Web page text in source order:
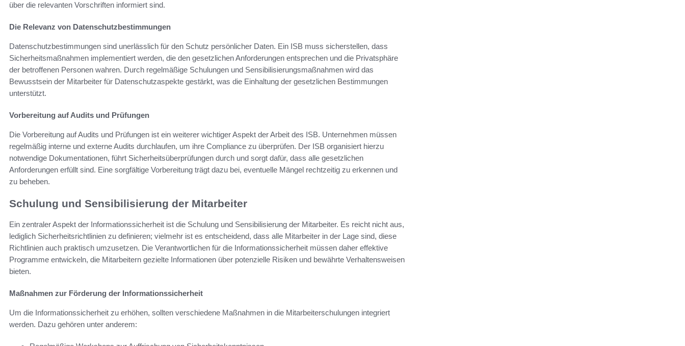
über die relevanten Vorschriften informiert sind.
Die Relevanz von Datenschutzbestimmungen
Datenschutzbestimmungen sind unerlässlich für den Schutz persönlicher Daten. Ein ISB muss sicherstellen, dass
Sicherheitsmaßnahmen implementiert werden, die den gesetzlichen Anforderungen entsprechen und die Privatsphäre
der betroffenen Personen wahren. Durch regelmäßige Schulungen und Sensibilisierungsmaßnahmen wird das
Bewusstsein der Mitarbeiter für Datenschutzaspekte gestärkt, was die Einhaltung der gesetzlichen Bestimmungen
unterstützt.
Vorbereitung auf Audits und Prüfungen
Die Vorbereitung auf Audits und Prüfungen ist ein weiterer wichtiger Aspekt der Arbeit des ISB. Unternehmen müssen
regelmäßig interne und externe Audits durchlaufen, um ihre Compliance zu überprüfen. Der ISB organisiert hierzu
notwendige Dokumentationen, führt Sicherheitsüberprüfungen durch und sorgt dafür, dass alle gesetzlichen
Anforderungen erfüllt sind. Eine sorgfältige Vorbereitung trägt dazu bei, eventuelle Mängel rechtzeitig zu erkennen und
zu beheben.
Schulung und Sensibilisierung der Mitarbeiter
Ein zentraler Aspekt der Informationssicherheit ist die Schulung und Sensibilisierung der Mitarbeiter. Es reicht nicht aus,
lediglich Sicherheitsrichtlinien zu definieren; vielmehr ist es entscheidend, dass alle Mitarbeiter in der Lage sind, diese
Richtlinien auch praktisch umzusetzen. Die Verantwortlichen für die Informationssicherheit müssen daher effektive
Programme entwickeln, die Mitarbeitern gezielte Informationen über potenzielle Risiken und bewährte Verhaltensweisen
bieten.
Maßnahmen zur Förderung der Informationssicherheit
Um die Informationssicherheit zu erhöhen, sollten verschiedene Maßnahmen in die Mitarbeiterschulungen integriert
werden. Dazu gehören unter anderem: